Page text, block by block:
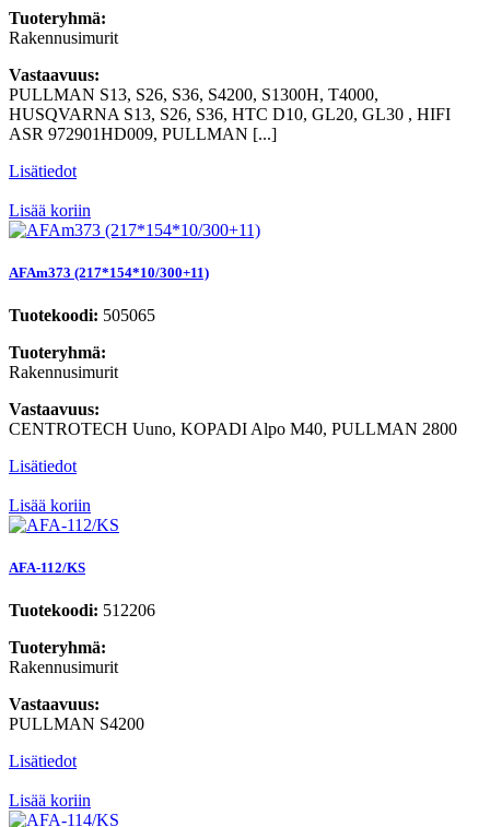
Tuoteryhmä:
Rakennusimurit
Vastaavuus:
PULLMAN S13, S26, S36, S4200, S1300H, T4000,
HUSQVARNA S13, S26, S36, HTC D10, GL20, GL30 , HIFI
ASR 972901HD009, PULLMAN [...]
Lisätiedot
Lisää koriin
AFAm373 (217*154*10/300+11)
Tuotekoodi: 505065
Tuoteryhmä:
Rakennusimurit
Vastaavuus:
CENTROTECH Uuno, KOPADI Alpo M40, PULLMAN 2800
Lisätiedot
Lisää koriin
AFA-112/KS
Tuotekoodi: 512206
Tuoteryhmä:
Rakennusimurit
Vastaavuus:
PULLMAN S4200
Lisätiedot
Lisää koriin